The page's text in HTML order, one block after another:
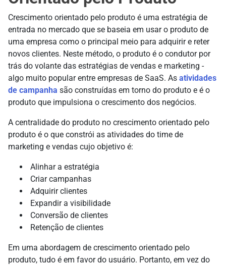
Crescimento orientado pelo produto é uma estratégia de
entrada no mercado que se baseia em usar o produto de
uma empresa como o principal meio para adquirir e reter
novos clientes. Neste método, o produto é o condutor por
trás do volante das estratégias de vendas e marketing -
algo muito popular entre empresas de SaaS. As atividades
de campanha são construídas em torno do produto e é o
produto que impulsiona o crescimento dos negócios.
A centralidade do produto no crescimento orientado pelo
produto é o que constrói as atividades do time de
marketing e vendas cujo objetivo é:
Alinhar a estratégia
Criar campanhas
Adquirir clientes
Expandir a visibilidade
Conversão de clientes
Retenção de clientes
Em uma abordagem de crescimento orientado pelo
produto, tudo é em favor do usuário. Portanto, em vez do